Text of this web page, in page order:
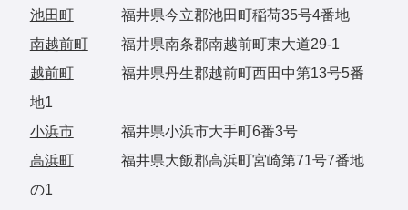
池田町
福井県今立郡池田町稲荷35号4番地
南越前町
福井県南条郡南越前町東大道29-1
越前町
福井県丹生郡越前町西田中第13号5番
地1
小浜市
福井県小浜市大手町6番3号
高浜町
福井県大飯郡高浜町宮崎第71号7番地
の1